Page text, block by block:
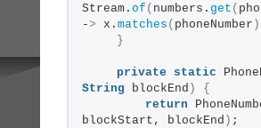
Stream. of ( numbers. get (
-> x. matches ( phoneNumber
}
private static
String blockEnd )
{
return
blockStart, blockEnd ) ;